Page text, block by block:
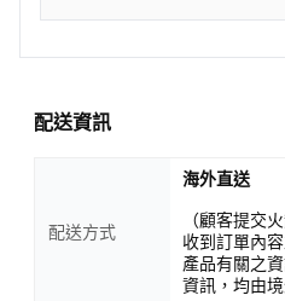
配送資訊
配送方式
海外直送
（顧客提交
收到訂單內
產品有關之
資訊，均由境